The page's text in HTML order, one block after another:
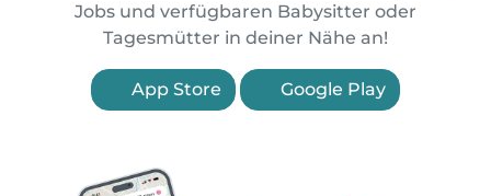
Jobs und verfügbaren Babysitter oder
Tagesmütter in deiner Nähe an!
App Store Google Play